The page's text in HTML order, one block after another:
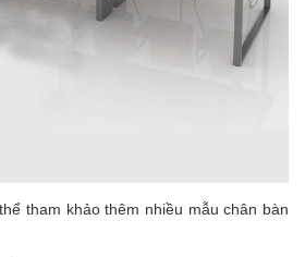
tham khảo thêm nhiều mẫu chân bàn